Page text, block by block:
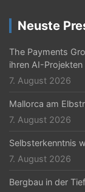
Neuste
The Payments
ihren AI-Projekten
7. August 2026
Mallorca am
7. August 2026
Selbsterkenntnis
7. August 2026
Bergbau in der